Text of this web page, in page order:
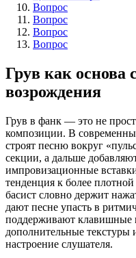
Вопрос
Вопрос
Вопрос
Вопрос
Грув как основа
возрождения
Грув в фанк — это не
композиции. В
строят песню вокруг
секции, а дальше
импровизационные
тенденция к более
басист словно держит
дают песне упасть в
поддерживают клавишные
дополнительные
настроение слушателя.